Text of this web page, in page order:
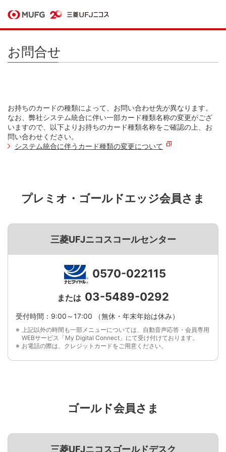
お問合せ
お持ちのカードの種類によって、お問い合わせ先が異なります。
なお、弊社システム統合に伴い一部カード種類名称の変更がござ
いますので、以下よりお持ちのカード種類名称をご確認の上、お
問い合わせください。
システム統合に伴うカード種類の変更について
プレミオ・ゴールドエッジ会員さま
三菱UFJニコスコールセンター
0570-022115
または 03-5489-0292
受付時間：9:00～17:00 （無休・年末年始は休み）
上記以外の時間も一部メニューについては、自動音声応答・会員専用
WEBサービス「My Digital Connect」にて受け付けております。
お電話の際は、クレジットカードをご用意ください。
ゴールド会員さま
三菱UFJニコスゴールドデスク